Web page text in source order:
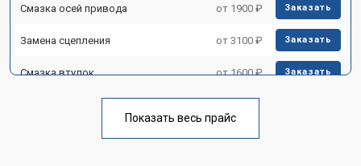
Смазка осей привода от 1900 ₽ Заказать
Замена сцепления от 3100 ₽ Заказать
Смазка втулок от 1600 ₽ Заказать
Ремонт втулок колес от 2500 ₽
Показать весь прайс